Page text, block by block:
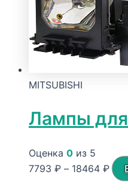
MITSUBISHI
Лампы для
Оценка 0 из 5
7793 ₽ – 18464 ₽
цен: